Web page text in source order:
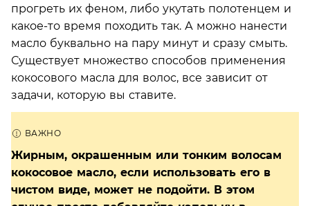
прогреть их феном, либо укутать полотенцем и
какое-то время походить так. А можно нанести
масло буквально на пару минут и сразу смыть.
Существует множество способов применения
кокосового масла для волос, все зависит от
задачи, которую вы ставите.
Жирным, окрашенным или тонким волосам
кокосовое масло, если использовать его в
чистом виде, может не подойти. В этом